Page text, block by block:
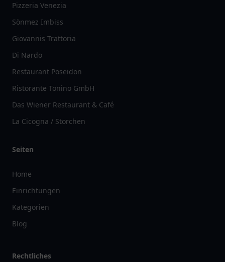
Pizzeria Venezia
Sönmez Imbiss
Giovannis Trattoria
Di Nardo
Restaurant Poseidon
Ristorante Tonino GmbH
Das Wiener Restaurant & Café
La Cicogna / Storchen
Seiten
Home
Einrichtungen
Kategorien
Blog
Rechtliches